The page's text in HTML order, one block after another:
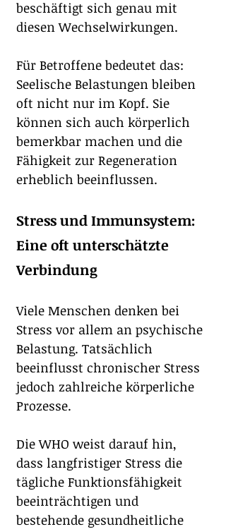
beschäftigt sich genau mit
diesen Wechselwirkungen.
Für Betroffene bedeutet das:
Seelische Belastungen bleiben
oft nicht nur im Kopf. Sie
können sich auch körperlich
bemerkbar machen und die
Fähigkeit zur Regeneration
erheblich beeinflussen.
Stress und Immunsystem:
Eine oft unterschätzte
Verbindung
Viele Menschen denken bei
Stress vor allem an psychische
Belastung. Tatsächlich
beeinflusst chronischer Stress
jedoch zahlreiche körperliche
Prozesse.
Die WHO weist darauf hin,
dass langfristiger Stress die
tägliche Funktionsfähigkeit
beeinträchtigen und
bestehende gesundheitliche